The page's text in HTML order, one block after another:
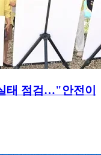
태 점검…"안전이